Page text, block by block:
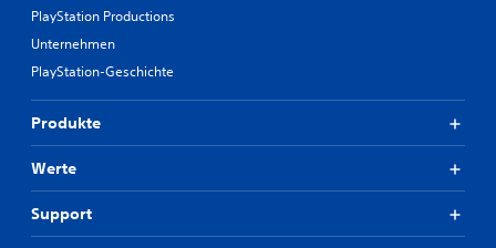
PlayStation Productions
Unternehmen
PlayStation-Geschichte
Produkte
Werte
Support